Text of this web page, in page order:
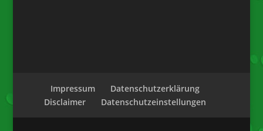
Impressum
Datenschutzerklärung
Disclaimer
Datenschutzeinstellungen